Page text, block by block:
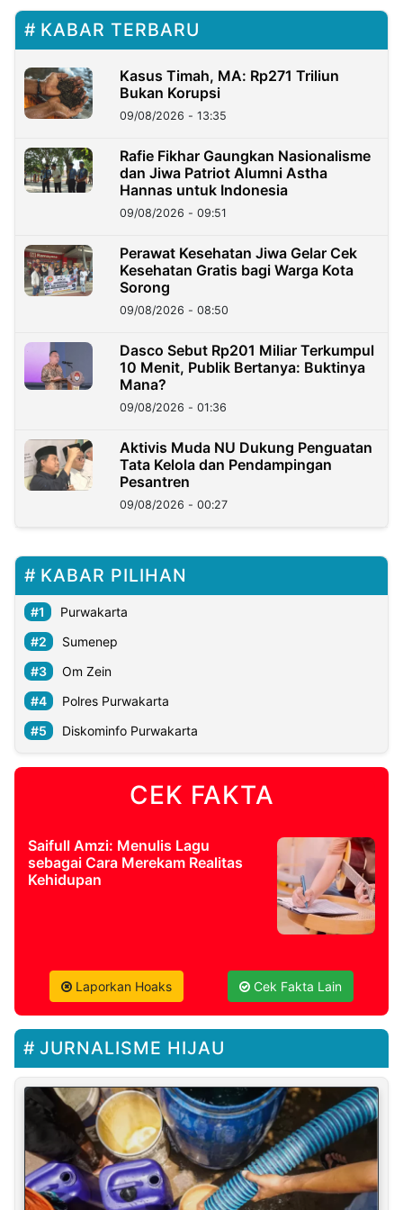
KABAR TERBARU
Kasus Timah, MA: Rp271 Triliun
Bukan Korupsi
09/08/2026 - 13:35
Rafie Fikhar Gaungkan Nasionalisme
dan Jiwa Patriot Alumni Astha
Hannas untuk Indonesia
09/08/2026 - 09:51
Perawat Kesehatan Jiwa Gelar Cek
Kesehatan Gratis bagi Warga Kota
Sorong
09/08/2026 - 08:50
Dasco Sebut Rp201 Miliar Terkumpul
10 Menit, Publik Bertanya: Buktinya
Mana?
09/08/2026 - 01:36
Aktivis Muda NU Dukung Penguatan
Tata Kelola dan Pendampingan
Pesantren
09/08/2026 - 00:27
KABAR PILIHAN
Purwakarta
Sumenep
Om Zein
Polres Purwakarta
Diskominfo Purwakarta
CEK FAKTA
Saifull Amzi: Menulis Lagu
sebagai Cara Merekam Realitas
Kehidupan
Laporkan Hoaks Cek Fakta Lain
JURNALISME HIJAU